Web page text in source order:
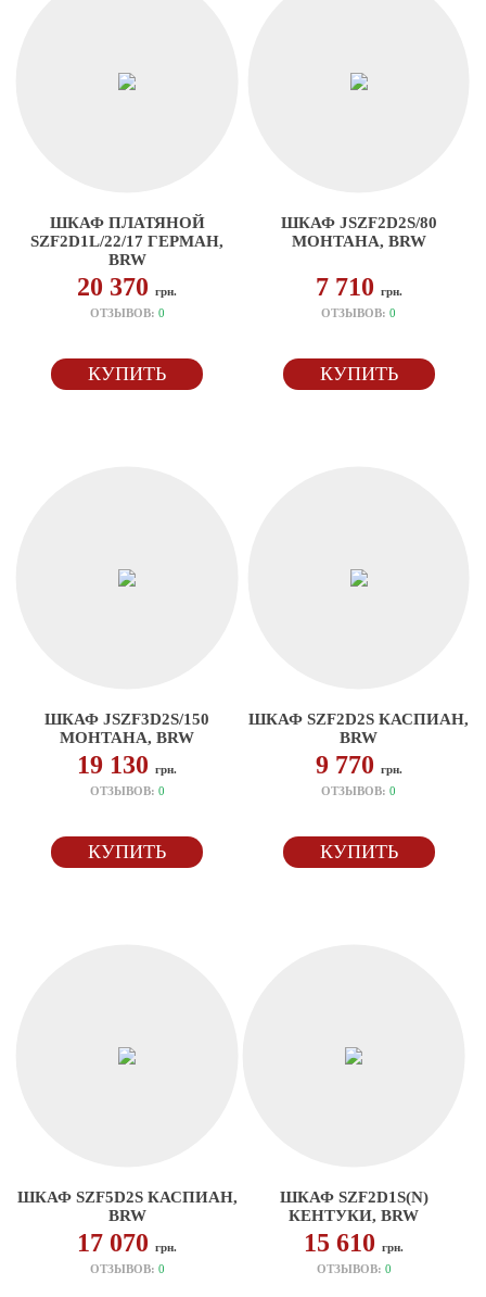
ШКАФ ПЛАТЯНОЙ
SZF2D1L/22/17 ГЕРМАН,
BRW
20 370грн.
ОТЗЫВОВ: 0
КУПИТЬ
ШКАФ JSZF2D2S/80
МОНТАНА, BRW
7 710 грн.
ОТЗЫВОВ:0
КУПИТЬ
ШКАФ JSZF3D2S/150
МОНТАНА, BRW
19 130грн.
ОТЗЫВОВ: 0
КУПИТЬ
ШКАФ SZF2D2S КАСПИАН,
BRW
9 770 грн.
ОТЗЫВОВ:0
КУПИТЬ
ШКАФ SZF5D2S КАСПИАН,
BRW
17 070грн.
ОТЗЫВОВ: 0
ШКАФ SZF2D1S(N)
КЕНТУКИ, BRW
15 610грн.
ОТЗЫВОВ: 0